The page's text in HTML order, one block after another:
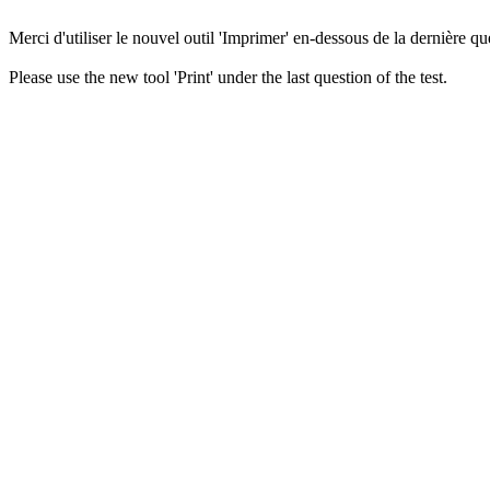
Merci d'utiliser le nouvel outil 'Imprimer' en-dessous de la dernière
Please use the new tool 'Print' under the last question of the test.